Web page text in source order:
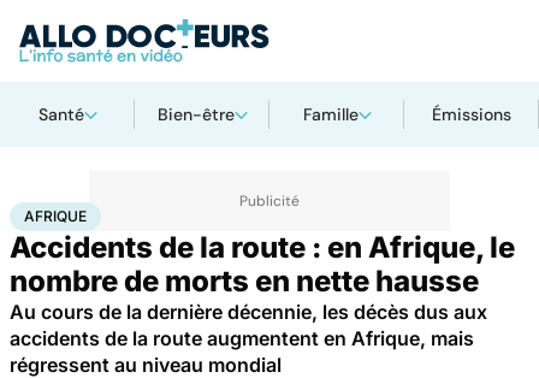
Santé Bien-être Famille Émissions
AccueilSanté Santé publiqueAfrique
AFRIQUE
Accidents de la route : en Afrique, le
nombre de morts en nette hausse
Au cours de la dernière décennie, les décès dus aux
accidents de la route augmentent en Afrique, mais
régressent au niveau mondial